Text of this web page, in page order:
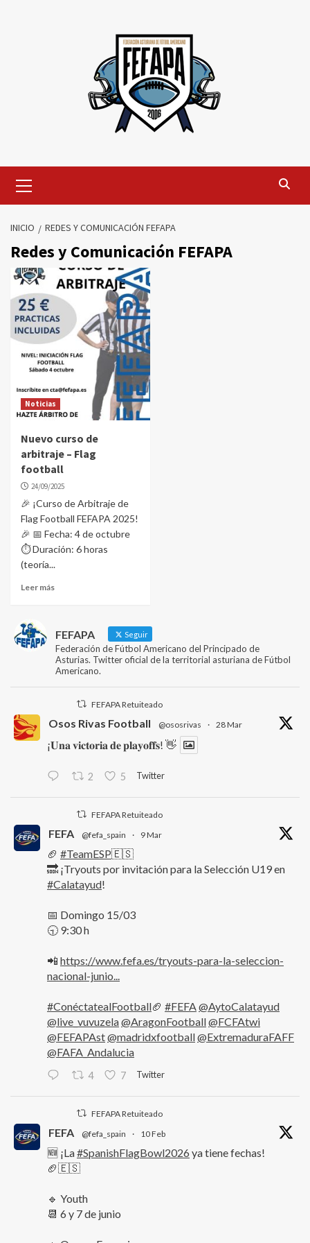
primario
INICIO REDES Y COMUNICACIÓN FEFAPA
Redes y Comunicación FEFAPA
Noticias
Nuevo curso de
arbitraje – Flag
football
24/09/2025
🎉 ¡Curso de Arbitraje de
Flag Football FEFAPA 2025!
🎉 📅 Fecha: 4 de octubre
⏱️ Duración: 6 horas
(teoría...
Leer más
FEFAPA Seguir
Federación de Fútbol Americano del Principado de
Asturias. Twitter oficial de la territorial asturiana de Fútbol
Americano.
FEFAPA Retuiteado
Osos Rivas Football @ososrivas · 28 Mar
¡𝐔𝐧𝐚 𝐯𝐢𝐜𝐭𝐨𝐫𝐢𝐚 𝐝𝐞 𝐩𝐥𝐚𝐲𝐨𝐟𝐟𝐬! 👋
2 5 Twitter
FEFAPA Retuiteado
FEFA @fefa_spain · 9 Mar
🏈 #TeamESP🇪🇸
🔜 ¡Tryouts por invitación para la Selección U19 en
#Calatayud!
📅 Domingo 15/03
🕤 9:30 h
📲 https://www.fefa.es/tryouts-para-la-seleccion-
nacional-junio...
#ConéctatealFootball🏈 #FEFA@AytoCalatayud
@live_vuvuzela@AragonFootball@FCFAtwi
@FEFAPAst@madridxfootball@ExtremaduraFAFF
@FAFA_Andalucia
4 7 Twitter
FEFAPA Retuiteado
FEFA @fefa_spain · 10 Feb
🆕 ¡La#SpanishFlagBowl2026 ya tiene fechas!
🏈🇪🇸
🔹 Youth
📆 6 y 7 de junio